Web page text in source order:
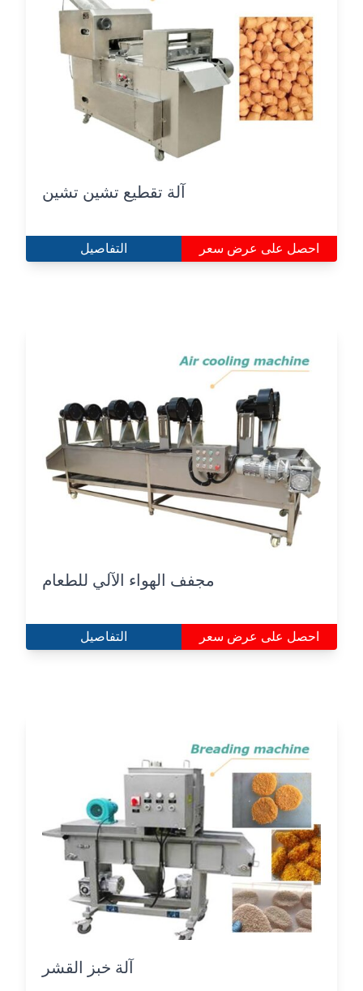
آلة تقطيع تشين تشين
التفاصيل احصل على عرض سعر
مجفف الهواء الآلي للطعام
التفاصيل احصل على عرض سعر
آلة خبز القشر